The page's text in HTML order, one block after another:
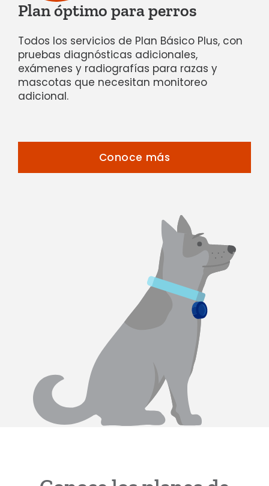
Plan óptimo para perros
Todos los servicios de Plan Básico Plus, con
pruebas diagnósticas adicionales,
exámenes y radiografías para razas y
mascotas que necesitan monitoreo
adicional.
Conoce más